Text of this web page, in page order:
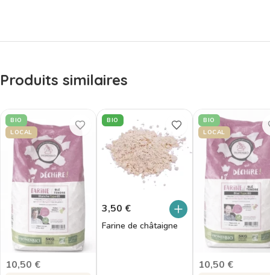
Produits similaires
BIO
LOCAL
10,50 €
BIO
3,50 €
Farine de châtaigne
BIO
LOCAL
10,50 €